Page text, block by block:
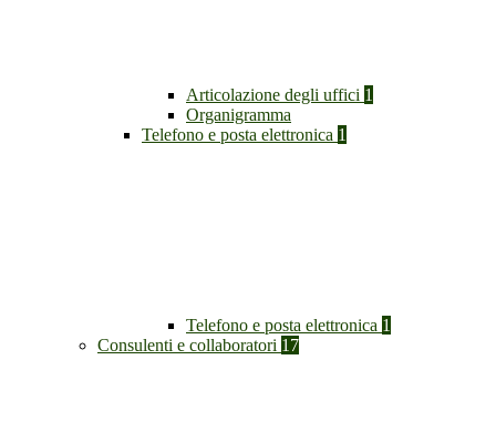
Articolazione degli uffici 1
Organigramma
Telefono e posta elettronica 1
Telefono e posta elettronica 1
Consulenti e collaboratori 17